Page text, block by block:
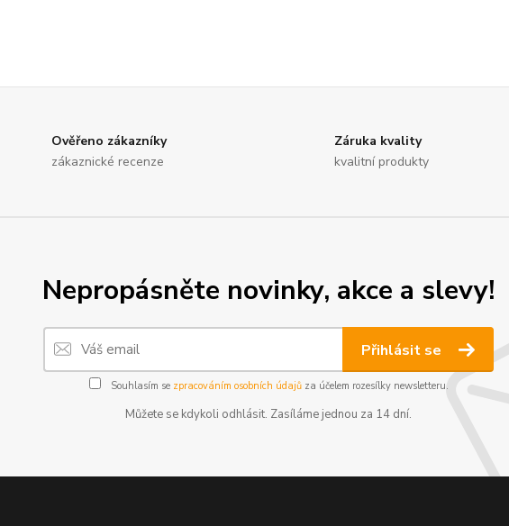
Ověřeno zákazníky
zákaznické recenze
Záruka kvality
kvalitní produkty
Nepropásněte novinky, akce a slevy!
Přihlásit se
Souhlasím se zpracováním osobních údajůza účelem rozesílky newsletteru.
Můžete se kdykoli odhlásit. Zasíláme jednou za 14 dní.